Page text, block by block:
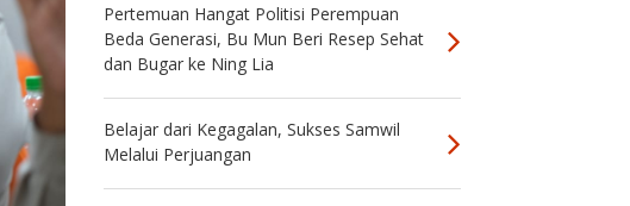
Pertemuan Hangat Politisi Perempuan
Beda Generasi, Bu Mun Beri Resep Sehat
dan Bugar ke Ning Lia
Belajar dari Kegagalan, Sukses Samwil
Melalui Perjuangan